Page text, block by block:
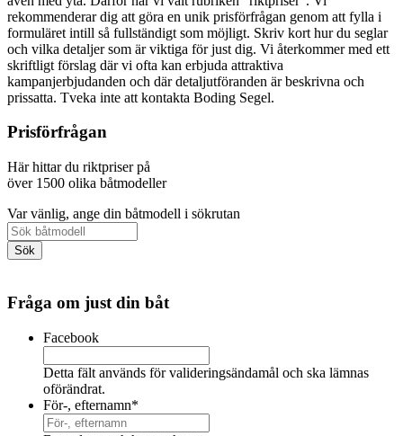
rekommenderar dig att göra en unik prisförfrågan genom att fylla i
formuläret intill så fullständigt som möjligt. Skriv kort hur du seglar
och vilka detaljer som är viktiga för just dig. Vi återkommer med ett
skriftligt förslag där vi ofta kan erbjuda attraktiva
kampanjerbjudanden och där detaljutföranden är beskrivna och
prissatta. Tveka inte att kontakta Boding Segel.
Prisförfrågan
Här hittar du riktpriser på
över 1500 olika båtmodeller
Var vänlig, ange din båtmodell i sökrutan
Fråga om just din båt
Facebook
Detta fält används för valideringsändamål och ska lämnas
oförändrat.
För-, efternamn*